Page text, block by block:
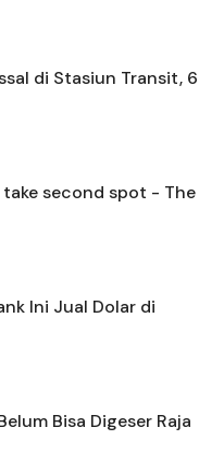
di Stasiun Transit, 6
second spot - The
Ini Jual Dolar di
Bisa Digeser Raja